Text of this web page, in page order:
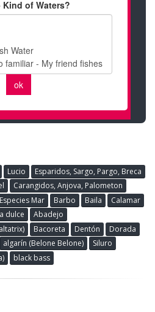
Lucio
Esparidos, Sargo, Pargo, Breca
Carangidos, Anjova, Palometon
Especies Mar Barbo Baila
Calamar
dulce
Abadejo
Bacoreta Dentón
Dorada
algarín (Belone Belone)
Siluro
black bass